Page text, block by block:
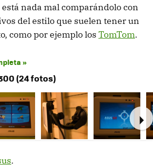
está nada mal comparándolo con
del estilo que suelen tener un
como por ejemplo los TomTom.
»
(24 fotos)
.